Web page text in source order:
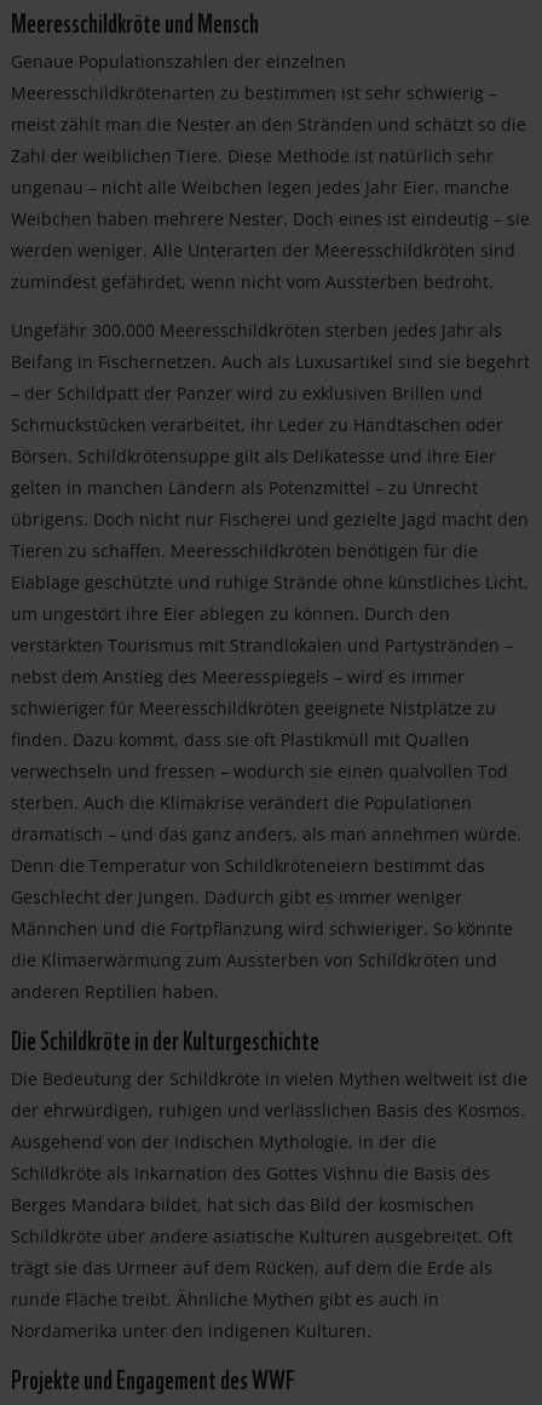
Meeresschildkröte und Mensch
Genaue Populationszahlen der einzelnen
Meeresschildkrötenarten zu bestimmen ist sehr schwierig –
meist zählt man die Nester an den Stränden und schätzt so die
Zahl der weiblichen Tiere. Diese Methode ist natürlich sehr
ungenau – nicht alle Weibchen legen jedes Jahr Eier, manche
Weibchen haben mehrere Nester. Doch eines ist eindeutig – sie
werden weniger. Alle Unterarten der Meeresschildkröten sind
zumindest gefährdet, wenn nicht vom Aussterben bedroht.
Ungefähr 300.000 Meeresschildkröten sterben jedes Jahr als
Beifang in Fischernetzen. Auch als Luxusartikel sind sie begehrt
– der Schildpatt der Panzer wird zu exklusiven Brillen und
Schmuckstücken verarbeitet, ihr Leder zu Handtaschen oder
Börsen. Schildkrötensuppe gilt als Delikatesse und ihre Eier
gelten in manchen Ländern als Potenzmittel – zu Unrecht
übrigens. Doch nicht nur Fischerei und gezielte Jagd macht den
Tieren zu schaffen. Meeresschildkröten benötigen für die
Eiablage geschützte und ruhige Strände ohne künstliches Licht,
um ungestört ihre Eier ablegen zu können. Durch den
verstärkten Tourismus mit Strandlokalen und Partystränden –
nebst dem Anstieg des Meeresspiegels – wird es immer
schwieriger für Meeresschildkröten geeignete Nistplätze zu
finden. Dazu kommt, dass sie oft Plastikmüll mit Quallen
verwechseln und fressen – wodurch sie einen qualvollen Tod
sterben. Auch die Klimakrise verändert die Populationen
dramatisch – und das ganz anders, als man annehmen würde.
Denn die Temperatur von Schildkröteneiern bestimmt das
Geschlecht der Jungen. Dadurch gibt es immer weniger
Männchen und die Fortpflanzung wird schwieriger. So könnte
die Klimaerwärmung zum Aussterben von Schildkröten und
anderen Reptilien haben.
Die Schildkröte in der Kulturgeschichte
Die Bedeutung der Schildkröte in vielen Mythen weltweit ist die
der ehrwürdigen, ruhigen und verlässlichen Basis des Kosmos.
Ausgehend von der Indischen Mythologie, in der die
Schildkröte als Inkarnation des Gottes Vishnu die Basis des
Berges Mandara bildet, hat sich das Bild der kosmischen
Schildkröte über andere asiatische Kulturen ausgebreitet. Oft
trägt sie das Urmeer auf dem Rücken, auf dem die Erde als
runde Fläche treibt. Ähnliche Mythen gibt es auch in
Nordamerika unter den indigenen Kulturen.
Projekte und Engagement des WWF